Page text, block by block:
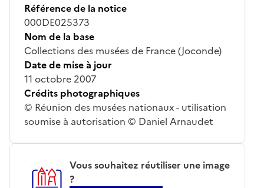
Référence de la notice
000DE025373
Nom de la base
Collections des musées de France (Joconde)
Date de mise à jour
11 octobre 2007
Crédits photographiques
© Réunion des musées nationaux - utilisation
soumise à autorisation © Daniel Arnaudet
Vous souhaitez réutiliser une image
?